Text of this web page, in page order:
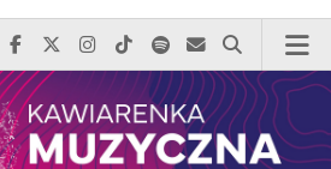
Najlepiej po prostu do nas zadzwoń
Odwiedź nas na Facebook-u
Odwiedź nas na X
Odwiedź nas na Instagram-ie
Odwiedź nas na TikTok-u
Szukaj nas na Spotify
Wyślij do nas
Szukaj